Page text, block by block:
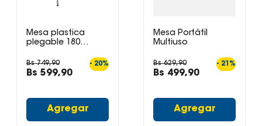
Mesa plastica
plegable 180
Bs 749,90
Bs 599,90
- 20%
Agregar
Mesa Portátil
Multiuso
Bs 629,90
Bs 499,90
- 21 %
Agregar